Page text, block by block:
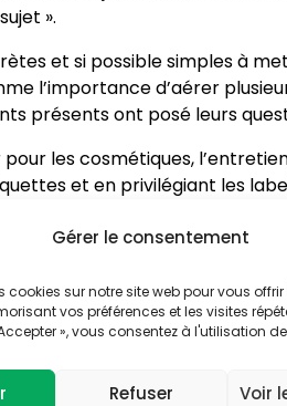
Gérer le consentement
cookies sur notre site web pour vous
vos préférences et les visites
», vous consentez à l'utilisation de
Refuser Voir
».
et si possible simples à
l’importance d’aérer
présents ont posé leurs
les cosmétiques,
et en privilégiant les
de désinfecter ? « Nous
2020, au début de